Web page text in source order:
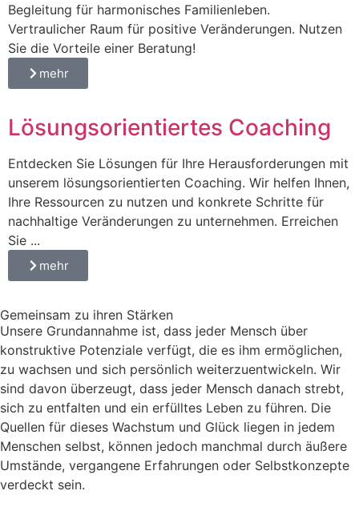
Begleitung für harmonisches Familienleben.
Vertraulicher Raum für positive Veränderungen. Nutzen
Sie die Vorteile einer Beratung!
mehr
Lösungsorientiertes Coaching
Entdecken Sie Lösungen für Ihre Herausforderungen mit
unserem lösungsorientierten Coaching. Wir helfen Ihnen,
Ihre Ressourcen zu nutzen und konkrete Schritte für
nachhaltige Veränderungen zu unternehmen. Erreichen
Sie ...
mehr
Gemeinsam zu ihren Stärken
Unsere Grundannahme ist, dass jeder Mensch über
konstruktive Potenziale verfügt, die es ihm ermöglichen,
zu wachsen und sich persönlich weiterzuentwickeln. Wir
sind davon überzeugt, dass jeder Mensch danach strebt,
sich zu entfalten und ein erfülltes Leben zu führen. Die
Quellen für dieses Wachstum und Glück liegen in jedem
Menschen selbst, können jedoch manchmal durch äußere
Umstände, vergangene Erfahrungen oder Selbstkonzepte
verdeckt sein.